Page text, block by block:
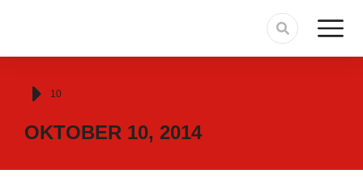
Je bent hier:
10
OKTOBER 10, 2014